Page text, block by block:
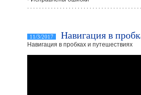
. . . . . . . . . . . . . . . . . . . . . . . . . . . . . . . . . . . . . .
11/3/2017 Навигация в
Навигация в пробках и путешествиях